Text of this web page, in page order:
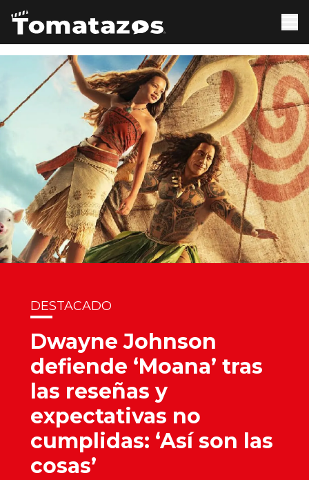
DESTACADO
Dwayne Johnson
defiende ‘Moana’ tras
las reseñas y
expectativas no
cumplidas: ‘Así son las
cosas’